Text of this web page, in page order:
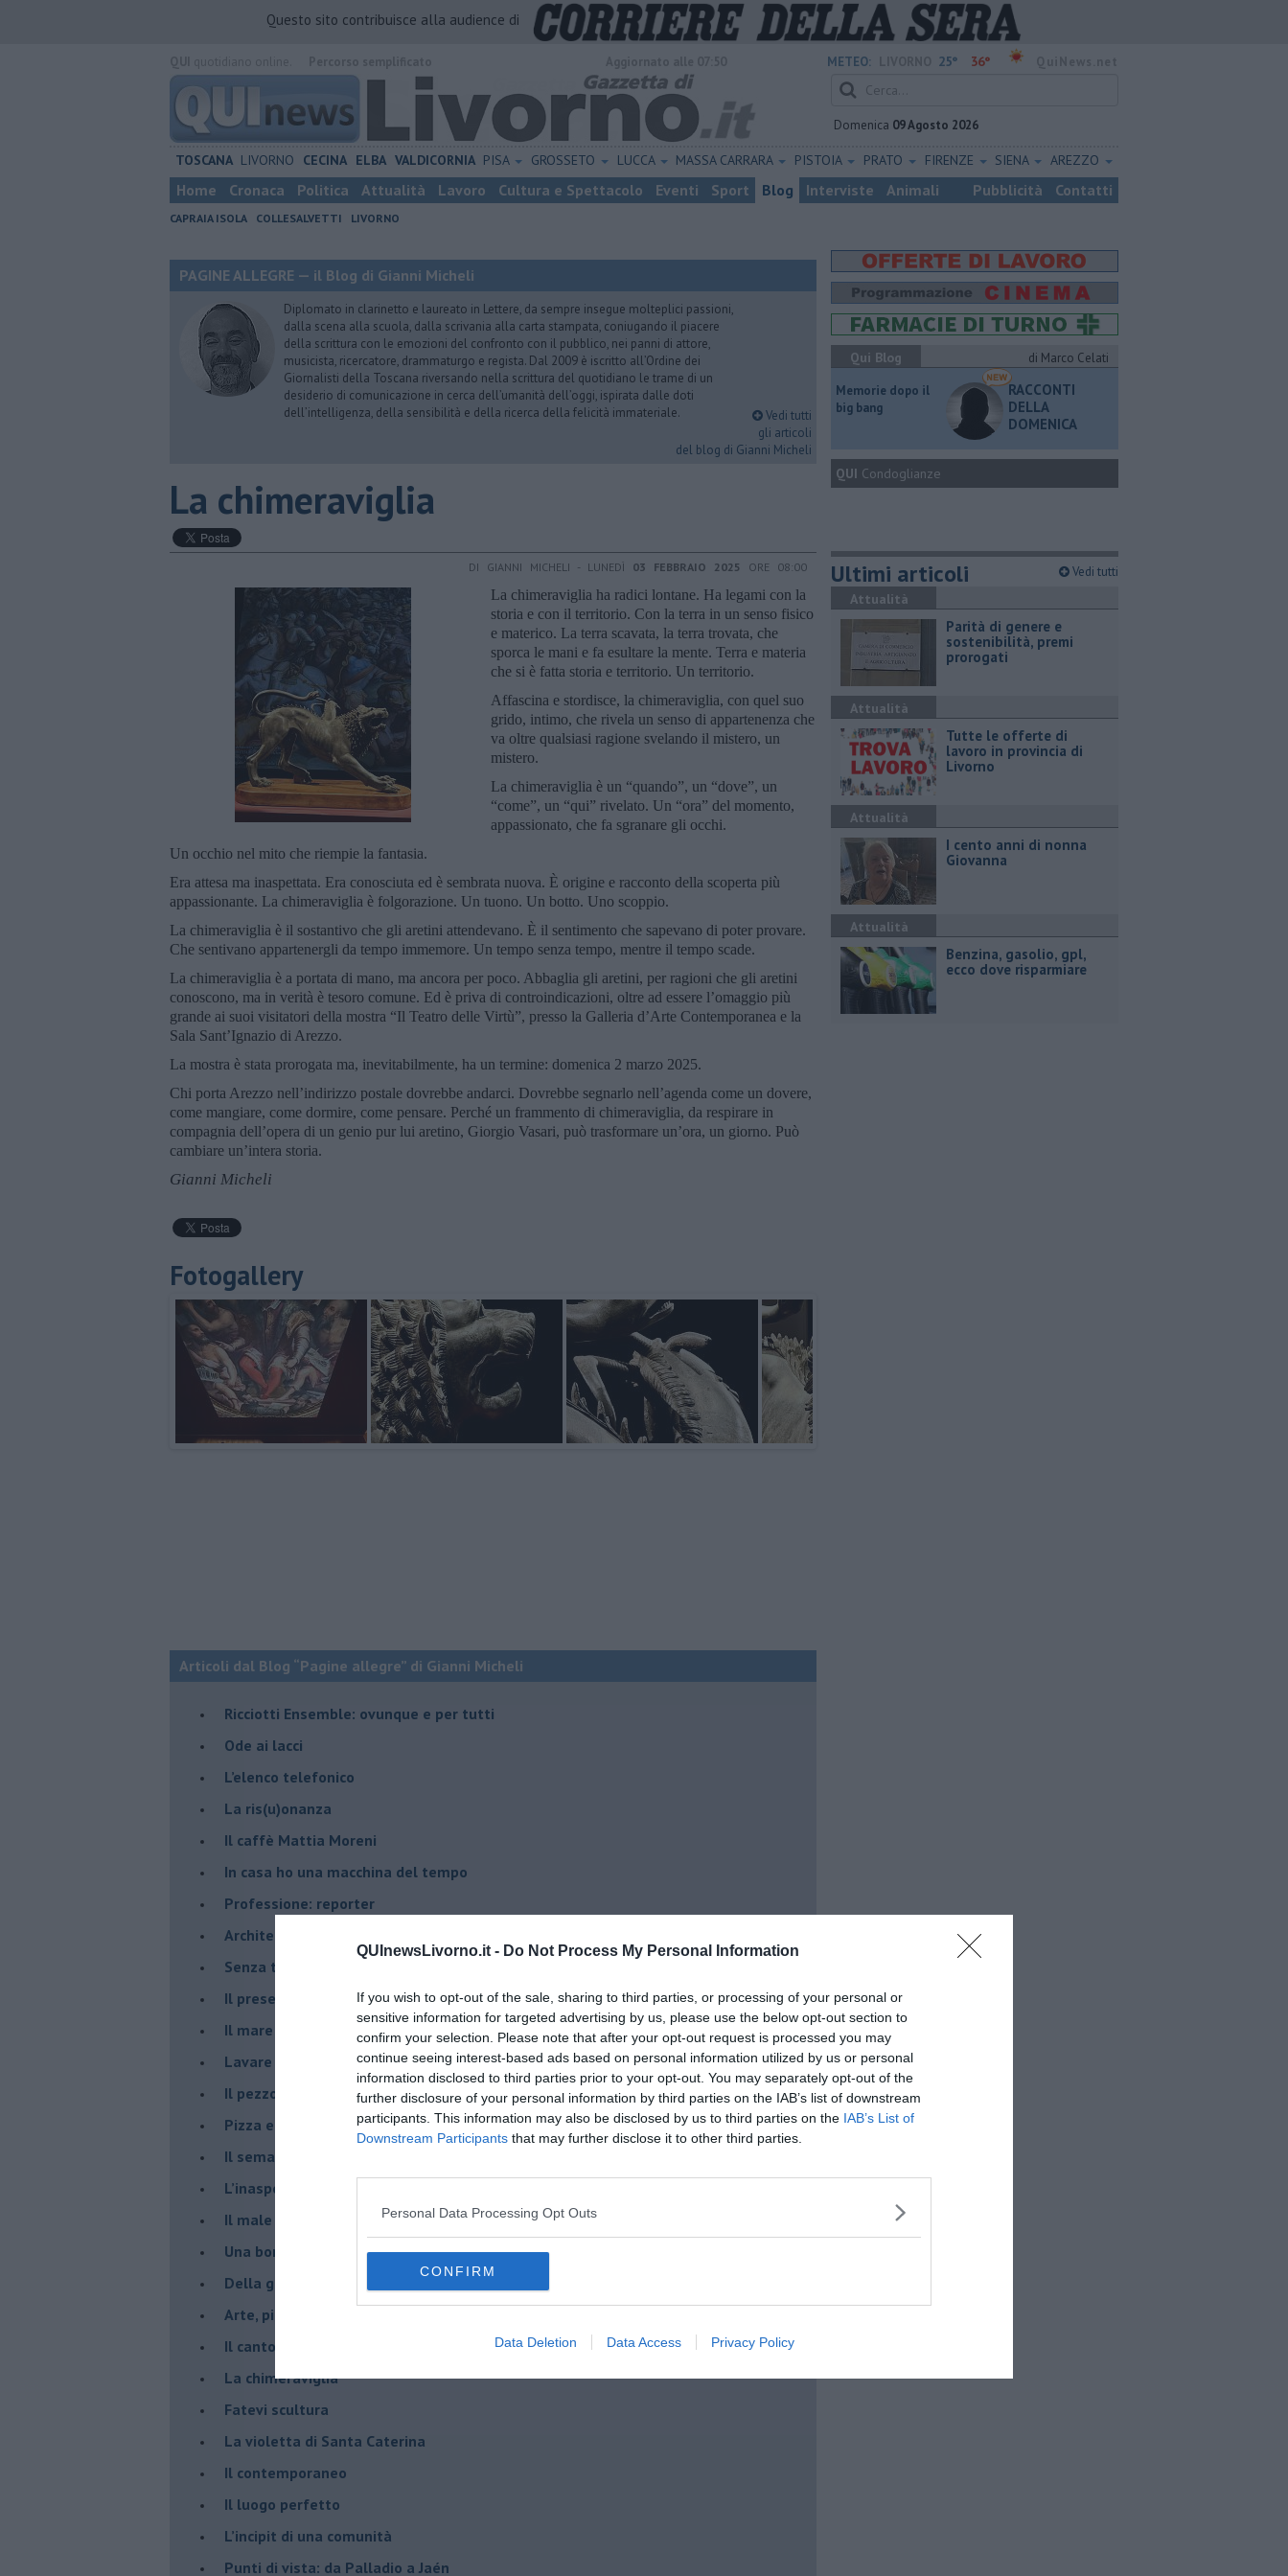
QUInewsLivorno.it - Do Not Process My Personal Information
If you wish to opt-out of the sale, sharing to third parties, or processing of your personal or
sensitive information for targeted advertising by us, please use the below opt-out section to
confirm your selection. Please note that after your opt-out request is processed you may
continue seeing interest-based ads based on personal information utilized by us or personal
information disclosed to third parties prior to your opt-out. You may separately opt-out of the
further disclosure of your personal information by third parties on the IAB’s list of downstream
participants. This information may also be disclosed by us to third parties on the IAB’s List of
Downstream Participants that may further disclose it to other third parties.
Personal Data Processing Opt Outs
CONFIRM
Data Deletion Data Access Privacy Policy
Questo sito contribuisce alla audience di
METEO: 25° 36°
Domenica 09 Agosto 2026
TOSCANA LIVORNO CECINA ELBA VALDICORNIA PISA GROSSETO LUCCA MASSA CARRARA PISTOIA PRATO FIRENZE SIENA AREZZO
Home Cronaca Politica Attualità Lavoro Cultura e Spettacolo Eventi Sport Blog Interviste Animali Pubblicità Contatti
CAPRAIA ISOLA COLLESALVETTI LIVORNO
PAGINE ALLEGRE — il Blog di Gianni Micheli
Diplomato in clarinetto e laureato in Lettere, da sempre insegue molteplici passioni,
dalla scena alla scuola, dalla scrivania alla carta stampata, coniugando il piacere
della scrittura con le emozioni del confronto con il pubblico, nei panni di attore,
musicista, ricercatore, drammaturgo e regista. Dal 2009 è iscritto all’Ordine dei
Giornalisti della Toscana riversando nella scrittura del quotidiano le trame di un
desiderio di comunicazione in cerca dell’umanità dell’oggi, ispirata dalle doti
dell’intelligenza, della sensibilità e della ricerca della felicità immateriale.
Vedi tutti
gli articoli
del blog di Gianni Micheli
La chimeraviglia
DI GIANNI MICHELI - LUNEDÌ 03 FEBBRAIO 2025 ORE 08:00
La chimeraviglia ha radici lontane. Ha legami con la
storia e con il territorio. Con la terra in un senso fisico
e materico. La terra scavata, la terra trovata, che
sporca le mani e fa esultare la mente. Terra e materia
che si è fatta storia e territorio. Un territorio.
Affascina e stordisce, la chimeraviglia, con quel suo
grido, intimo, che rivela un senso di appartenenza che
va oltre qualsiasi ragione svelando il mistero, un
mistero.
La chimeraviglia è un “quando”, un “dove”, un
“come”, un “qui” rivelato. Un “ora” del momento,
appassionato, che fa sgranare gli occhi.
Un occhio nel mito che riempie la fantasia.
Era attesa ma inaspettata. Era conosciuta ed è sembrata nuova. È origine e racconto della scoperta più
appassionante. La chimeraviglia è folgorazione. Un tuono. Un botto. Uno scoppio.
La chimeraviglia è il sostantivo che gli aretini attendevano. È il sentimento che sapevano di poter provare.
Che sentivano appartenergli da tempo immemore. Un tempo senza tempo, mentre il tempo scade.
La chimeraviglia è a portata di mano, ma ancora per poco. Abbaglia gli aretini, per ragioni che gli aretini
conoscono, ma in verità è tesoro comune. Ed è priva di controindicazioni, oltre ad essere l’omaggio più
grande ai suoi visitatori della mostra “Il Teatro delle Virtù”, presso la Galleria d’Arte Contemporanea e la
Sala Sant’Ignazio di Arezzo.
La mostra è stata prorogata ma, inevitabilmente, ha un termine: domenica 2 marzo 2025.
Chi porta Arezzo nell’indirizzo postale dovrebbe andarci. Dovrebbe segnarlo nell’agenda come un dovere,
come mangiare, come dormire, come pensare. Perché un frammento di chimeraviglia, da respirare in
compagnia dell’opera di un genio pur lui aretino, Giorgio Vasari, può trasformare un’ora, un giorno. Può
cambiare un’intera storia.
Gianni Micheli
Fotogallery
Articoli dal Blog “Pagine allegre” di Gianni Micheli
​Ricciotti Ensemble: ovunque e per tutti
Ode ai lacci
​L’elenco telefonico
​La ris(u)onanza
​Il caffè Mattia Moreni
​In casa ho una macchina del tempo
Professione: reporter
Architettura che abbaglia
​Senza tasche, un po’ come me
​Il presepe di San Martino
​Il mare d’autunno
​Lavare la coscienza
​Il pezzo di legno
​Pizza e birra
​Il semaforo rosso
​L’inaspettato
​Il male è zucchero
​Una borraccia olfattiva, grazie
​Della gentilezza di Carofiglio
Arte, piacere e Pinacoteca di Brera
​Il canto di chi trema
La chimeraviglia
​Fatevi scultura
​La violetta di Santa Caterina
​Il contemporaneo
​Il luogo perfetto
​L’incipit di una comunità
Punti di vista: da Palladio a Jaén
Qui Blog
di Marco Celati
Memorie dopo il
big bang
RACCONTI
DELLA
DOMENICA
QUI Condoglianze
Ultimi articoli Vedi tutti
Attualità
Parità di genere e
sostenibilità, premi
prorogati
Attualità
​Tutte le offerte di
lavoro in provincia di
Livorno
Attualità
I cento anni di nonna
Giovanna
Attualità
​Benzina, gasolio, gpl,
ecco dove risparmiare